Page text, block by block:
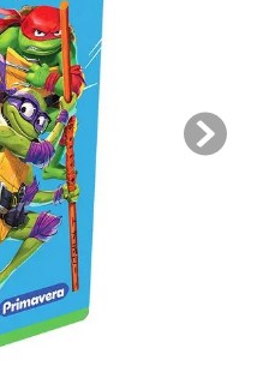
power